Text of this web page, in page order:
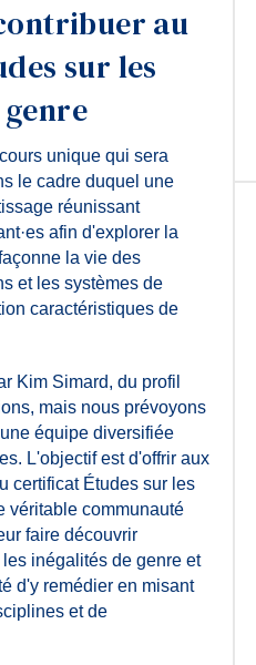
au
sur les
unique qui sera
le cadre duquel une
réunissant
afin d'explorer la
la vie des
et les systèmes de
caractéristiques de
Kim Simard, du profil
mais nous prévoyons
équipe diversifiée
L'objectif est d'offrir aux
certificat Études sur les
véritable communauté
faire découvrir
inégalités de genre et
d'y remédier en misant
et de